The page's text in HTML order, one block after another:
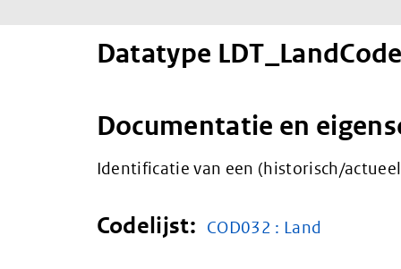
Datatype
Documentatie en
Identificatie van een (historisch/
Codelijst: COD032 : Land